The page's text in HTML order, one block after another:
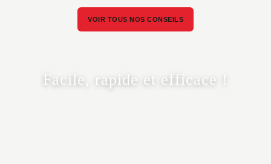
VOIR TOUS NOS CONSEILS
Facile, rapide et efficace !